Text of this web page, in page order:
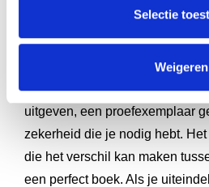
Selectie
Weigeren
pakket. Dit toont het
Of je nu een familieboek,
uitgeven, een proefexemplaar
zekerheid die je nodig hebt.
die het verschil kan maken
een perfect boek. Als je